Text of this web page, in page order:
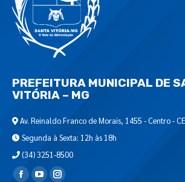
PREFEITURA MUNICIPAL DE
VITÓRIA – MG
Av. Reinaldo Franco de Morais, 1455 - Centro -
Segunda à Sexta: 12h às 18h
(34) 3251-8500
Encontre-nos em: